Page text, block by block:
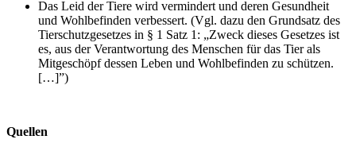
Das Leid der Tiere wird vermindert und deren Gesundheit
und Wohlbefinden verbessert. (Vgl. dazu den Grundsatz des
Tierschutzgesetzes in § 1 Satz 1: „Zweck dieses Gesetzes ist
es, aus der Verantwortung des Menschen für das Tier als
Mitgeschöpf dessen Leben und Wohlbefinden zu schützen.
[…]”)
Quellen